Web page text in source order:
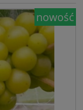
nowość